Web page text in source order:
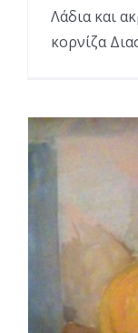
Λάδια και
κορνίζα